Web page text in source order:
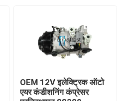
OEM 12V इलेक्ट्रिक ऑटो
एयर कंडीशनिंग कंप्रेसर